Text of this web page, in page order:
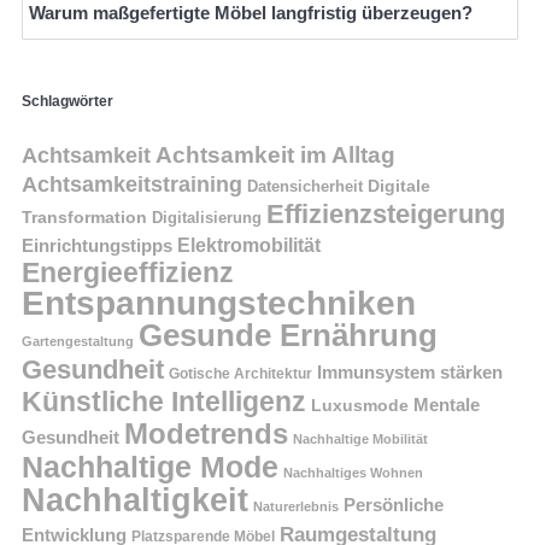
Warum maßgefertigte Möbel langfristig überzeugen?
Schlagwörter
Achtsamkeit Achtsamkeit im Alltag
Achtsamkeitstraining Datensicherheit Digitale
Transformation Digitalisierung Effizienzsteigerung
Einrichtungstipps Elektromobilität
Energieeffizienz
Entspannungstechniken
Gartengestaltung Gesunde Ernährung
Gesundheit Gotische Architektur Immunsystem stärken
Künstliche Intelligenz Luxusmode Mentale
Gesundheit Modetrends Nachhaltige Mobilität
Nachhaltige Mode Nachhaltiges Wohnen
Nachhaltigkeit Naturerlebnis Persönliche
Entwicklung Platzsparende Möbel Raumgestaltung